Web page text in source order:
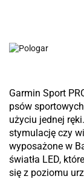
Garmin Sport
psów
użyciu jednej
stymulację czy
wyposażone w
światła LED,
się z poziomu